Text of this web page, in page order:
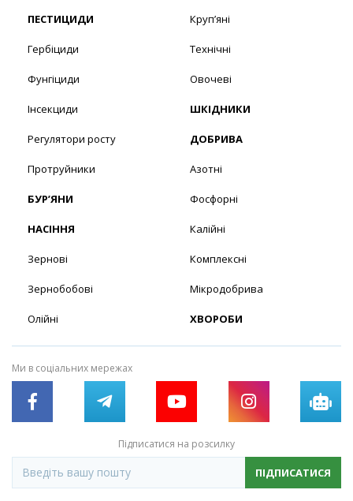
ПЕСТИЦИДИ
Гербіциди
Фунгіциди
Інсекциди
Регулятори росту
Протруйники
БУР’ЯНИ
НАСІННЯ
Зернові
Зернобобові
Олійні
Круп’яні
Технічні
Овочеві
ШКІДНИКИ
ДОБРИВА
Азотні
Фосфорні
Калійні
Комплексні
Мікродобрива
ХВОРОБИ
Ми в соціальних мережах
Підписатися на розсилку
ПІДПИСАТИСЯ